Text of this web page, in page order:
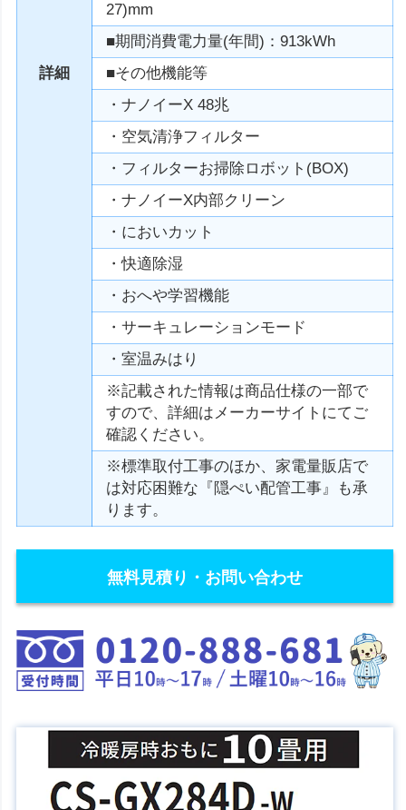
詳細
27)mm
■期間消費電力量(年間)：913kWh
■その他機能等
・ナノイーX 48兆
・空気清浄フィルター
・フィルターお掃除ロボット(BOX)
・ナノイーX内部クリーン
・においカット
・快適除湿
・おへや学習機能
・サーキュレーションモード
・室温みはり
※記載された情報は商品仕様の一部で
すので、詳細はメーカーサイトにてご
確認ください。
※標準取付工事のほか、家電量販店で
は対応困難な『隠ぺい配管工事』も承
ります。
無料見積り・お問い合わせ